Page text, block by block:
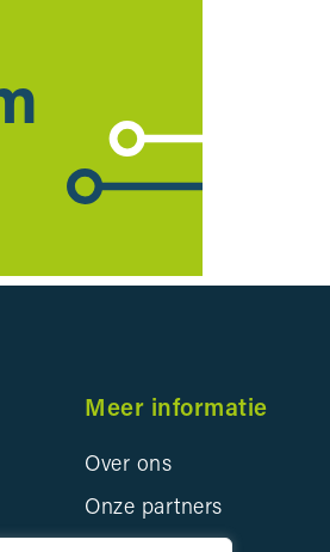
Meer informatie
Over ons
Onze partners